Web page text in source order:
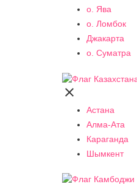
о. Ява
о. Ломбок
Джакарта
о. Суматра

Астана
Алма-Ата
Караганда
Шымкент